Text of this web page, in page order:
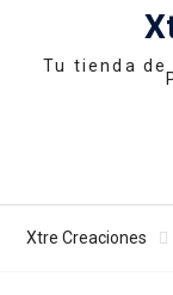
Tu tienda de
Xtre Creaciones